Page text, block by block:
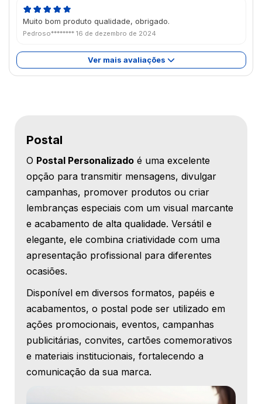
Muito bom produto qualidade, obrigado.
Pedroso******** 16 de dezembro de 2024
Ver mais avaliações
Postal
O Postal Personalizado é uma excelente
opção para transmitir mensagens, divulgar
campanhas, promover produtos ou criar
lembranças especiais com um visual marcante
e acabamento de alta qualidade. Versátil e
elegante, ele combina criatividade com uma
apresentação profissional para diferentes
ocasiões.
Disponível em diversos formatos, papéis e
acabamentos, o postal pode ser utilizado em
ações promocionais, eventos, campanhas
publicitárias, convites, cartões comemorativos
e materiais institucionais, fortalecendo a
comunicação da sua marca.